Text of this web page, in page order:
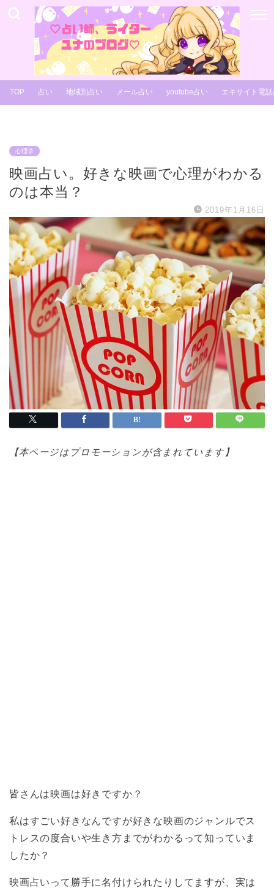
TOP 占い 地域別占い メール占い youtube占い エキサイト電
心理学
映画占い。好きな映画で心理がわかる
のは本当？
2019年1月16日
【本ページはプロモーションが含まれています】
皆さんは映画は好きですか？
私はすごい好きなんですが好きな映画のジャンルでス
トレスの度合いや生き方までがわかるって知っていま
したか？
映画占いって勝手に名付けられたりしてますが、実は